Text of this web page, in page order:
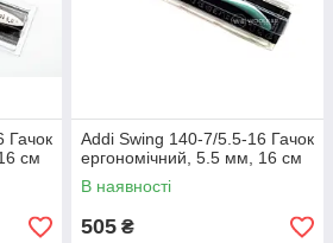
Гачок
см
Addi Swing 140-7/5.5-16 Гачок
ергономічний, 5.5 мм, 16 см
В наявності
505 ₴